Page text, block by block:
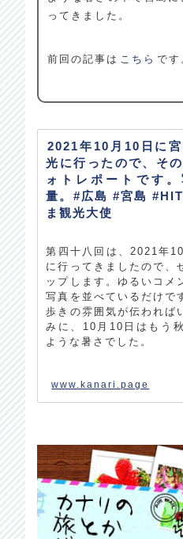
ってきました。
前回の記事は こちら です
2021年10月10日に
光に行ったので、そ
ォトレポートです。
量。#広島 #宮島
ま観光大使
第四十八回は、2021年
に行ってきましたので、
ップします。ゆるいコメ
写真を並べているだけで
歩きの雰囲気が伝われば
みに、10月10日はもう
ような暑さでした。
www.kanari.page